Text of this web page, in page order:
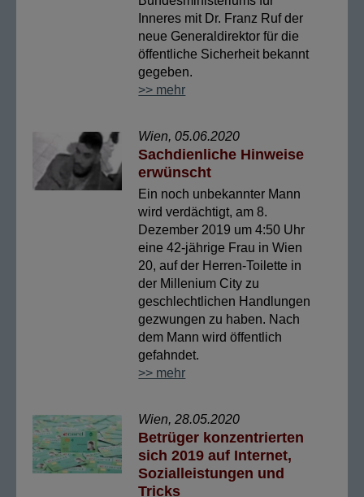
Inneres mit Dr. Franz Ruf der
neue Generaldirektor für die
öffentliche Sicherheit bekannt
gegeben.
>> mehr
Wien, 05.06.2020
Sachdienliche Hinweise
erwünscht
Ein noch unbekannter Mann
wird verdächtigt, am 8.
Dezember 2019 um 4:50 Uhr
eine 42-jährige Frau in Wien
20, auf der Herren-Toilette in
der Millenium City zu
geschlechtlichen Handlungen
gezwungen zu haben. Nach
dem Mann wird öffentlich
gefahndet.
>> mehr
Wien, 28.05.2020
Betrüger konzentrierten
sich 2019 auf Internet,
Sozialleistungen und
Tricks